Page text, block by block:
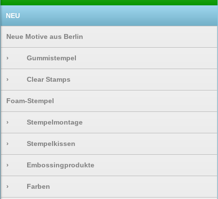
NEU
Neue Motive aus Berlin
› Gummistempel
› Clear Stamps
Foam-Stempel
› Stempelmontage
› Stempelkissen
› Embossingprodukte
› Farben